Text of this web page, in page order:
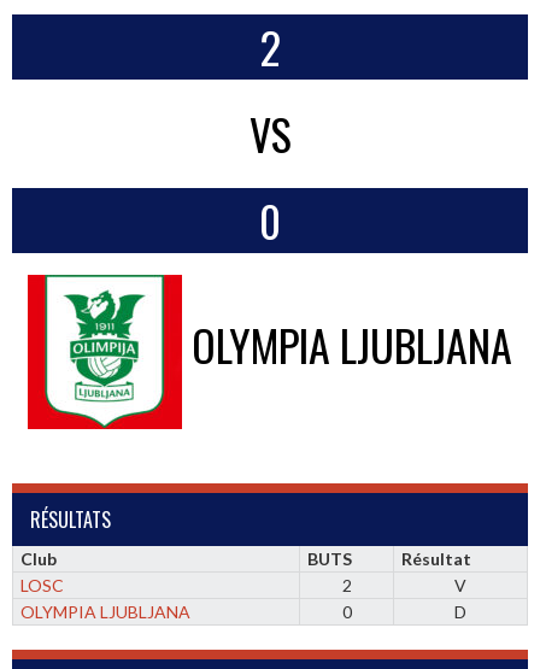
2
VS
0
OLYMPIA LJUBLJANA
RÉSULTATS
Club BUTS
Résultat
LOSC
2
V
OLYMPIA LJUBLJANA
0 D